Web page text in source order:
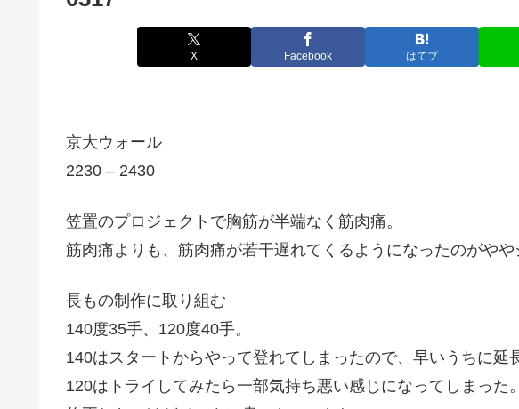
X Facebook はてブ
京大ウォール
2230 – 2430
笠置のプロジェクトで胸筋が半端なく筋肉痛。
筋肉痛よりも、筋肉痛が若干遅れてくるようになったのがやや
長もの制作に取り組む
140度35手、120度40手。
140はスタートからやって登れてしまったので、早いうちに延
120はトライしてみたら一部気持ち悪い感じになってしまった。